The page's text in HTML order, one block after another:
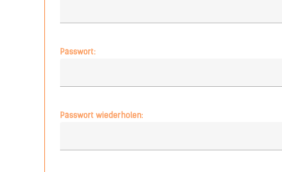
Passwort:
Passwort wiederholen: